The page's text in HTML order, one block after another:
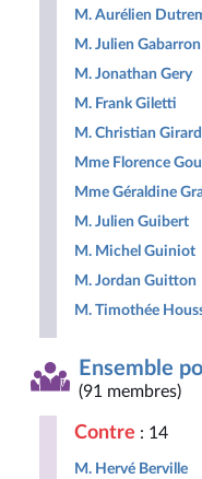
M. Aurélien
M. Julien Gabarron
M. Jonathan Gery
M. Frank Giletti
M. Christian Girard
Mme Florence
Mme Géraldine
M. Julien Guibert
M. Michel Guiniot
M. Jordan Guitton
M. Timothée
Ensemble
(91 membres)
Contre : 14
M. Hervé Berville